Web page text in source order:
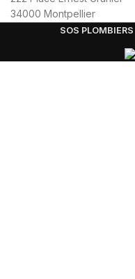
34000 Montpellier
SOS PLOMBIERS